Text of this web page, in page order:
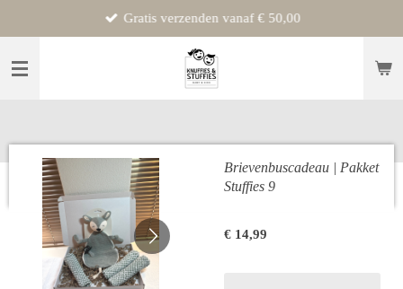
direct
naar
Gratis verzenden vanaf € 50,00
Brievenbuscadeau | Pakket
Stuffies 9
€ 14,99